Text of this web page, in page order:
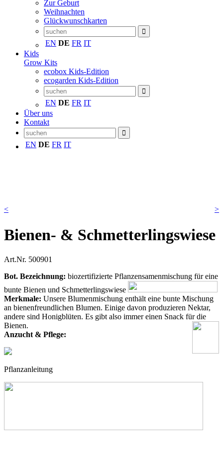
Zur Geburt
Weihnachten
Glückwunschkarten
EN DE FR IT
Kids
Grow Kits
ecobox Kids-Edition
ecogarden Kids-Edition
EN DE FR IT
Über uns
Kontakt
EN DE FR IT
< >
Bienen- & Schmetterlingswiese
Art.Nr. 500901
Bot. Bezeichnung: biozertifizierte Pflanzensamenmischung für eine
bunte Bienen und Schmetterlingswiese
Merkmale: Unsere Blumenmischung enthält eine bunte Mischung
an bienenfreundlichen Blumen. Einige davon produzieren Nektar,
andere sind Honigblüten. Es gibt also immer einen Snack für die
Bienen.
Anzucht & Pflege:
Pflanzanleitung